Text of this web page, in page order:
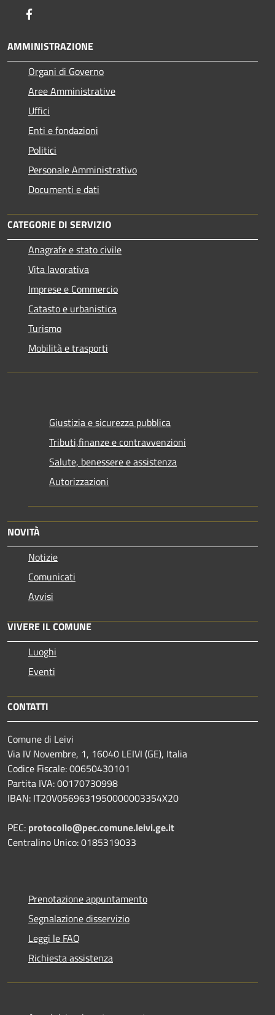
AMMINISTRAZIONE
Organi di Governo
Aree Amministrative
Uffici
Enti e fondazioni
Politici
Personale Amministrativo
Documenti e dati
CATEGORIE DI SERVIZIO
Anagrafe e stato civile
Vita lavorativa
Imprese e Commercio
Catasto e urbanistica
Turismo
Mobilità e trasporti
Giustizia e sicurezza pubblica
Tributi,finanze e contravvenzioni
Salute, benessere e assistenza
Autorizzazioni
NOVITÀ
Notizie
Comunicati
Avvisi
VIVERE IL COMUNE
Luoghi
Eventi
CONTATTI
Comune di Leivi
Via IV Novembre, 1, 16040 LEIVI (GE), Italia
Codice Fiscale: 00650430101
Partita IVA: 00170730998
IBAN: IT20V0569631950000003354X20
PEC: protocollo@pec.comune.leivi.ge.it
Centralino Unico: 0185319033
Prenotazione appuntamento
Segnalazione disservizio
Leggi le FAQ
Richiesta assistenza